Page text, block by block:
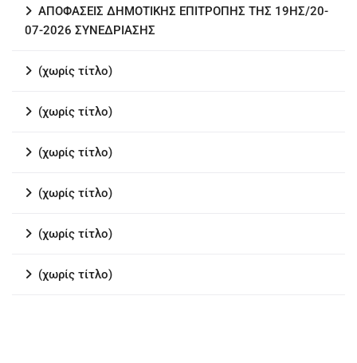
ΑΠΟΦΑΣΕΙΣ ΔΗΜΟΤΙΚΗΣ ΕΠΙΤΡΟΠΗΣ ΤΗΣ 19ΗΣ/20-
07-2026 ΣΥΝΕΔΡΙΑΣΗΣ
(χωρίς τίτλο)
(χωρίς τίτλο)
(χωρίς τίτλο)
(χωρίς τίτλο)
(χωρίς τίτλο)
(χωρίς τίτλο)